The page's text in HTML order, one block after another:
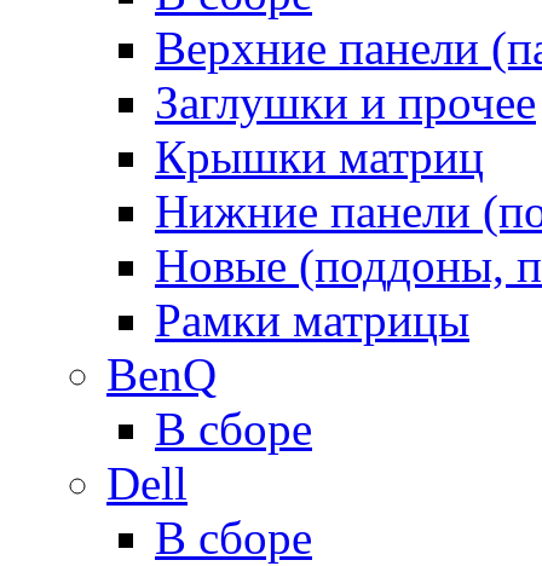
Верхние панели
Заглушки и прочее
Крышки матриц
Нижние панели
Новые (поддоны,
Рамки матрицы
BenQ
В сборе
Dell
В сборе